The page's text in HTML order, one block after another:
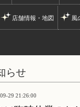
店舗情報・地図 風
らせ
29 21:26:00